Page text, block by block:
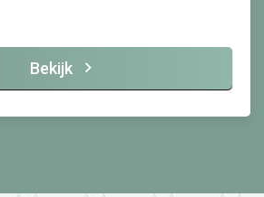
Bekijk